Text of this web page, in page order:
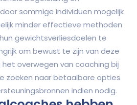
sommige individuen mogelijk
minder effectieve methoden
gewichtsverliesdoelen te
om bewust te zijn van deze
het overwegen van coaching bij
zoeken naar betaalbare opties
indien nodig.